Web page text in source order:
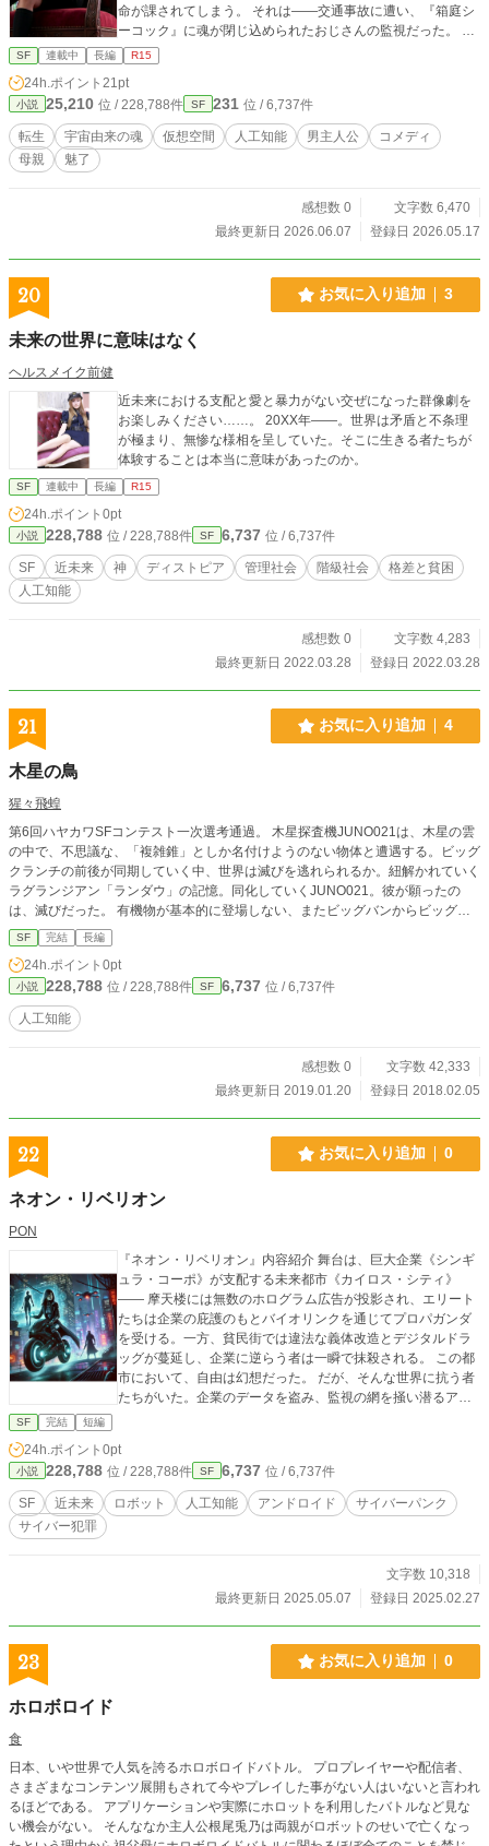
命が課されてしまう。 それは――交通事故に遭い、『箱庭シ
ーコック』に魂が閉じ込められたおじさんの監視だった。 箱
庭で白銀髪の美青年に生まれ変わっていたおじさんは、シー
コックの崩壊を防ぎ、AIを次元上昇へと導いた功績者であり
ながら、「風俗王」という不名誉な俗称で呼ばれていた。 ※
本作は「笑ってはいけない悪役令嬢」のスピンオフです。未
読の方でもお楽しみいただけますが、併せて読むとおじさん
の「不憫な喜劇」の解像度が上がります。 小説家になろうに
SF 連載中 長編 R15
24h.ポイント 21pt
小説 25,210 位 / 228,788件 SF 231 位 / 6,737件
転生 宇宙由来の魂 仮想空間 人工知能 男主人公
コメディ
母親
魅了
感想数 0
文字数 6,470
最終更新日 2026.06.07
登録日 2026.05.17
20 お気に入り追加 3
未来の世界に意味はなく
ヘルスメイク前健
近未来における支配と愛と暴力がない交ぜになった群像劇を
お楽しみください……。 20XX年――。世界は矛盾と不条理
が極まり、無惨な様相を呈していた。そこに生きる者たちが
体験することは本当に意味があったのか。
SF 連載中 長編 R15
24h.ポイント 0pt
小説 228,788 位 / 228,788件 SF 6,737 位 / 6,737件
SF 近未来 神 ディストピア 管理社会 階級社会
格差と貧困
人工知能
感想数 0
文字数 4,283
最終更新日 2022.03.28
登録日 2022.03.28
21 お気に入り追加 4
木星の鳥
猩々飛蝗
第6回ハヤカワSFコンテスト一次選考通過。 木星探査機JUNO021は、木星の雲
の中で、不思議な、「複雑錐」としか名付けようのない物体と遭遇する。ビッグ
クランチの前後が同期していく中、世界は滅びを逃れられるか。紐解かれていく
ラグランジアン「ランダウ」の記憶。同化していくJUNO021。彼が願ったの
は、滅びだった。 有機物が基本的に登場しない、またビッグバンからビッグク
ランチを繰り返す系という、人類が現在の物理学で想定できる一番広い時間を扱
った小説。 卒業する文芸部の先輩方へ捧げる部誌に寄せた一作。猩々メイン、
時々鷦鷯飛蝗で執筆。
SF 完結 長編
24h.ポイント 0pt
小説 228,788 位 / 228,788件 SF 6,737 位 / 6,737件
人工知能
感想数 0
文字数 42,333
最終更新日 2019.01.20
登録日 2018.02.05
22 お気に入り追加 0
ネオン・リベリオン
PON
『ネオン・リベリオン』内容紹介 舞台は、巨大企業《シンギ
ュラ・コーポ》が支配する未来都市《カイロス・シティ》
—— 摩天楼には無数のホログラム広告が投影され、エリート
たちは企業の庇護のもとバイオリンクを通じてプロパガンダ
を受ける。一方、貧民街では違法な義体改造とデジタルドラ
ッグが蔓延し、企業に逆らう者は一瞬で抹殺される。 この都
市において、自由は幻想だった。 だが、そんな世界に抗う者
たちがいた。企業のデータを盗み、監視の網を掻い潜るアウ
験によって違法な神経強化チップ《ブラック・オラクル》を
埋め込まれた彼女は、逃亡の末、企業のデータをハックしな
がら生き延びていた。そんな彼女に、ある日《オーバークロ
ック》というバーで新たな依頼が舞い込む。 「ターゲットは
るうちにナオミは気づく。 ——この計画は、ただの人体強化
ではない。企業は完全義体化した人間を“商品”として売り出
との死闘、逃亡と追跡—— 圧倒的な権力を持つ《シンギュ
ラ・コーポ》に、ナオミと仲間たちはどこまで抗えるのか？
SF 完結 短編
24h.ポイント 0pt
小説 228,788 位 / 228,788件 SF 6,737 位 / 6,737件
SF 近未来 ロボット 人工知能 アンドロイド
サイバーパンク
サイバー犯罪
文字数 10,318
最終更新日 2025.05.07
登録日 2025.02.27
23 お気に入り追加 0
ホロボロイド
食
日本、いや世界で人気を誇るホロボロイドバトル。 プロプレイヤーや配信者、
さまざまなコンテンツ展開もされて今やプレイした事がない人はいないと言われ
るほどである。 アプリケーションや実際にホロットを利用したバトルなど見な
い機会がない。 そんななか主人公根尾兎乃は両親がロボットのせいで亡くなっ